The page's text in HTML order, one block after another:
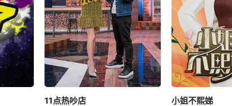
11点热吵店
小姐不熙娣